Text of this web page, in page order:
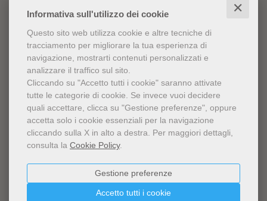
Informativa sull'utilizzo dei cookie ✕
Questo sito web utilizza cookie e altre tecniche di
tracciamento per migliorare la tua esperienza di
navigazione, mostrarti contenuti personalizzati e
analizzare il traffico sul sito.
Cliccando su "Accetto tutti i cookie" saranno attivate
tutte le categorie di cookie. Se invece vuoi decidere
quali accettare, clicca su "Gestione preferenze", oppure
accetta solo i cookie essenziali per la navigazione
cliccando sulla X in alto a destra. Per maggiori dettagli,
consulta la Cookie Policy.
Accetto tutti i cookie
Gestione preferenze
Fondazione Luigi Rovati ETS
Iscritta al RUNTS rep. n.145197
Corso Venezia 52
20122 Milano (MI) - Italia
C.F. 94634860152